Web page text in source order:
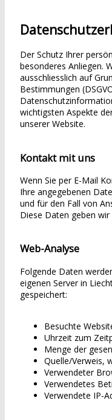
Der Schutz Ihrer
besonderes Anliegen.
ausschliesslich auf
Bestimmungen
wichtigsten Aspekte
unserer Website.
Kontakt mit uns
Wenn Sie per E-Mail
Ihre angegebenen
und für den Fall von
Diese Daten geben
Web-Analyse
Folgende Daten
eigenen Server in
gespeichert:
Besuchte
Uhrzeit zum
Menge der
Quelle/Verweis,
Verwendeter
Verwendetes
Verwendete IP-